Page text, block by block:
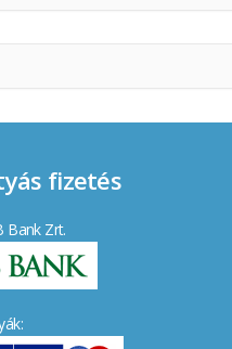
fizetés
Bank Zrt.